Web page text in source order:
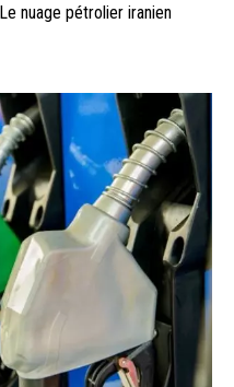
nuage pétrolier iranien